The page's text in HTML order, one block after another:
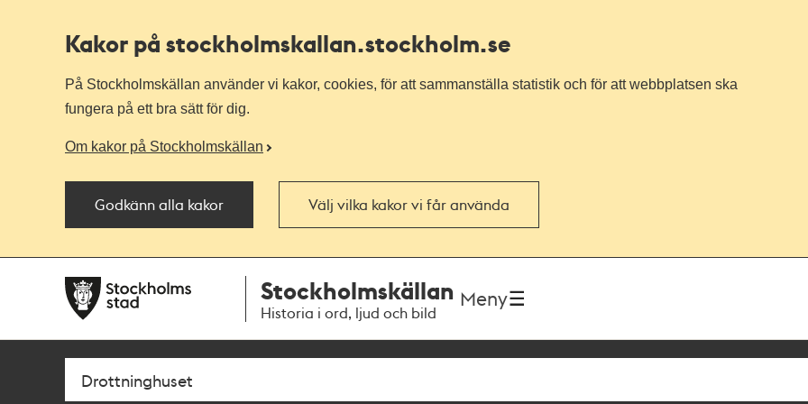
Kakor på stockholmskallan.stockholm.se
På Stockholmskällan använder vi kakor, cookies, för att sammanställa statistik och för att webbplatsen ska
fungera på ett bra sätt för dig.
Om kakor på Stockholmskällan
Godkänn alla kakor Välj vilka kakor vi får använda
navigationen
huvudinnehållet
Stockholmskällan
Historia i ord, ljud och bild
Meny
Sök